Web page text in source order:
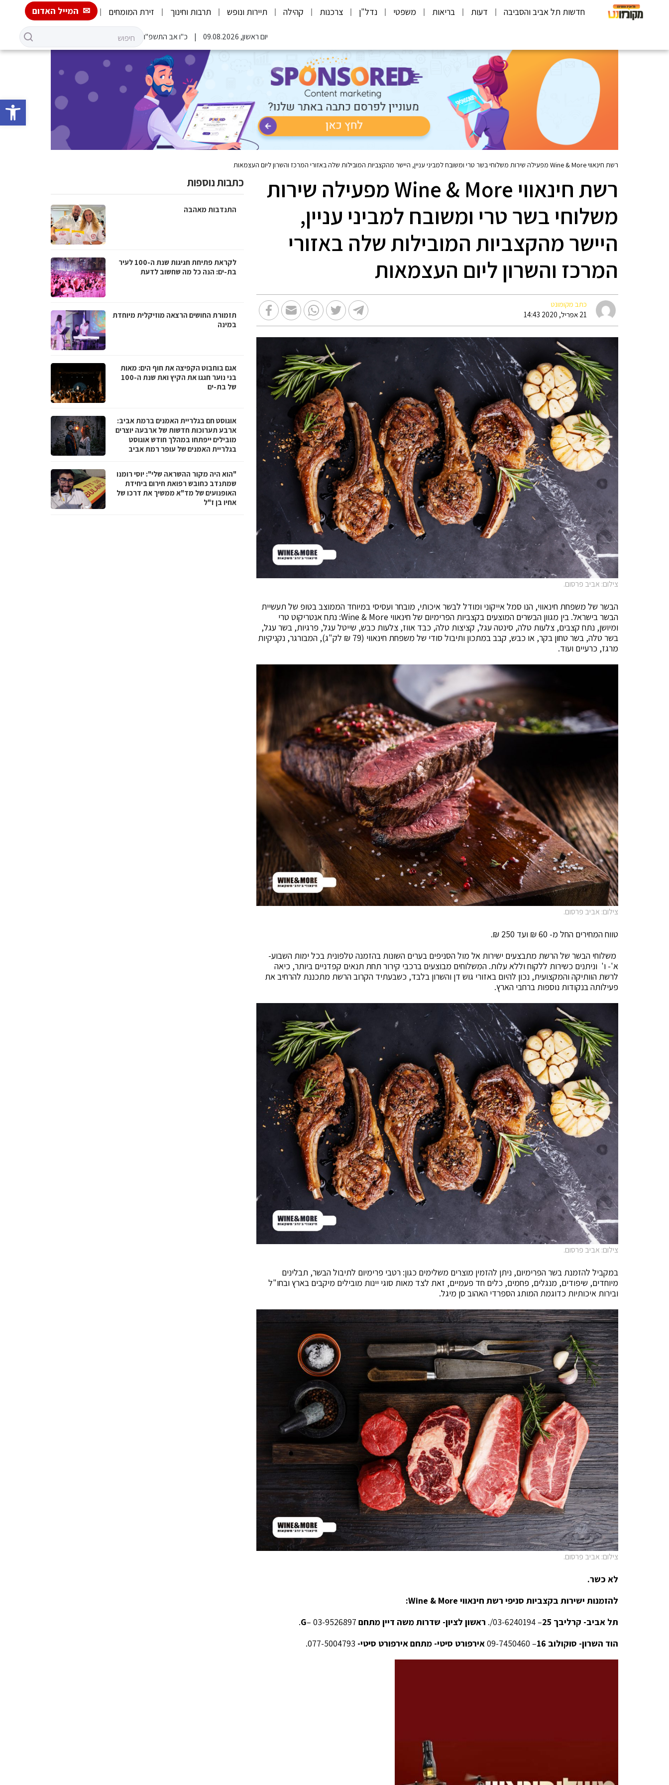
פתח
חדשות תל אביב והסביבה דעות בריאות משפטי נדל"ן צרכנות קהילה תיירות ונופש תרבות וחינוך זירת המומחים המייל האדום
יום ראשון, 09.08.2026 כ"ו אב התשפ"ו
רשת חינאווי Wine & More מפעילה שירות משלוחי בשר טרי ומשובח למביני עניין, היישר מהקצביות המובילות שלה באזורי המרכז והשרון ליום העצמאות
רשת חינאווי Wine & More מפעילה שירות
משלוחי בשר טרי ומשובח למביני עניין,
היישר מהקצביות המובילות שלה באזורי
המרכז והשרון ליום העצמאות
כתב מקומונט
21 אפריל, 2020 14:43
צילום: אביב פרסום.
הבשר של משפחת חינאווי, הנו סמל אייקוני ומודל לבשר איכותי, מובחר ועסיסי במיוחד הממוצב בטופ של תעשיית
הבשר בישראל. בין מגוון הבשרים המוצעים בקצביות הפרימיום של חינאווי Wine & More: נתח אנטריקוט טרי
ומיושן, נתח קצבים, צלעות טלה, סינטה עגל, קציצות טלה, כבד אווז, צלעות כבש, שייטל עגל, פרגיות, בשר עגל,
בשר טלה, בשר טחון בקר, או כבש, קבב במתכון ותיבול סודי של משפחת חינאווי (79 ₪ לק"ג), המבורגר, נקניקיות
מרגז, כרעיים ועוד.
צילום: אביב פרסום.
טווח המחירים החל מ- 60 ₪ ועד 250 ₪.
משלוחי הבשר של הרשת מתבצעים ישירות אל מול הסניפים בערים השונות בהזמנה טלפונית בכל ימות השבוע-
א'- ו' וניתנים כשירות ללקוח וללא עלות. המשלוחים מבוצעים ברכבי קירור תחת תנאים קפדניים ביותר, כיאה
לרשת הוותיקה והמקצועית, נכון להיום באזורי גוש דן והשרון בלבד, כשבעתיד הקרוב הרשת מתכננת להרחיב את
פעילותה בנקודות נוספות ברחבי הארץ.
צילום: אביב פרסום.
במקביל להזמנת בשר הפרימיום, ניתן להזמין מוצרים משלימים כגון: רטבי פרימיום לתיבול הבשר, תבלינים
מיוחדים, שיפודים, מנגלים, פחמים, כלים חד פעמיים, זאת לצד מאות סוגי יינות מובילים מיקבים בארץ ובחו"ל
ובירות איכותיות כדוגמת המותג הספרדי האהוב סן מיגל.
צילום: אביב פרסום.
לא כשר.
להזמנות ישירות בקצביות סניפי רשת חינאווי Wine & More
:
תל אביב- קרליבך 25
– 03-6240194/. ראשון לציון- שדרות משה דיין מתחם G– 03-9526897.
הוד השרון- סוקולוב 16
– 09-7450460 אירפורט סיטי- מתחם אירפורט סיטי-
כתבות נוספות
התנדבות מאהבה
לקראת פתיחת חגיגות שנת ה-100 לעיר
בת-ים: הנה כל מה שחשוב לדעת
תזמורת החושים הרצאה מוזיקלית מיוחדת
במינה
אגם בוחבוט הקפיצה את חוף הים: מאות
בני נוער חגגו את הקיץ ואת שנת ה-100
של בת-ים
אוגוסט חם בגלריית האמנים ברמת אביב:
ארבע תערוכות חדשות של ארבעה יוצרים
מובילים ייפתחו במהלך חודש אוגוסט
בגלריית האמנים של עופר רמת אביב
"הוא היה מקור ההשראה שלי": יוסי רומנו
שמתנדב כחובש רפואת חירום ביחידת
האופנועים של מד"א ממשיך את דרכו של
אחיו בן ז"ל